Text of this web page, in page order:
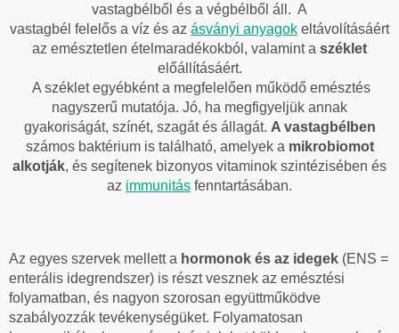
vastagbélből és a végbélből áll. A
vastagbél felelős a víz és az ásványi anyagok eltávolításáért
az emésztetlen ételmaradékokból, valamint a széklet
előállításáért.
A széklet egyébként a megfelelően működő emésztés
nagyszerű mutatója. Jó, ha megfigyeljük annak
gyakoriságát, színét, szagát és állagát. A vastagbélben
számos baktérium is található, amelyek a mikrobiomot
alkotják, és segítenek bizonyos vitaminok szintézisében és
az immunitás fenntartásában.
Az egyes szervek mellett a hormonok és az idegek (ENS =
enterális idegrendszer) is részt vesznek az emésztési
folyamatban, és nagyon szorosan együttműködve
szabályozzák tevékenységüket. Folyamatosan